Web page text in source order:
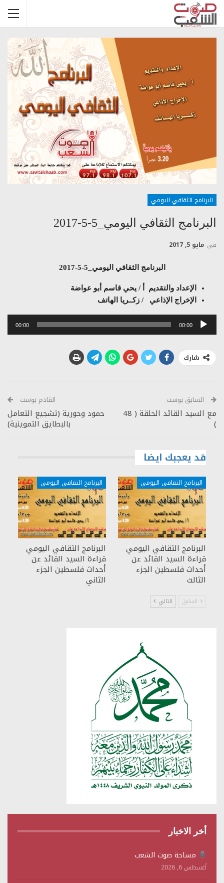
البرنامج الثقافي اليومي
البرنامج الثقافي اليومي_5-5-2017
في مايو 5, 2017
البرنامج الثقافي اليومي_5-5-2017
الإعداد والتقديم أ / يحي قاسم أبو عواضة
الإخراج الإذاعي / زكــريا الهاتف
مشغل
00:00
00:00
شارك
السابق بوست
مع السيد القائد الحلقة ( 48
)
القادم بوست
حمود وحورية (تشجيع التعامل
بالبطايق التموينية)
قد يعجبك ايضا
البرنامج الثقافي اليومي
البرنامج الثقافي اليومي
قراءة السيد القائد عن
أحداث فلسطين الجزء
الثالث
البرنامج الثقافي اليومي
البرنامج الثقافي اليومي
قراءة السيد القائد عن
أحداث فلسطين الجزء
الثاني
السابق التالي
أخر الاخبار
مساحة صوت الشعب
أغسطس 6, 2026